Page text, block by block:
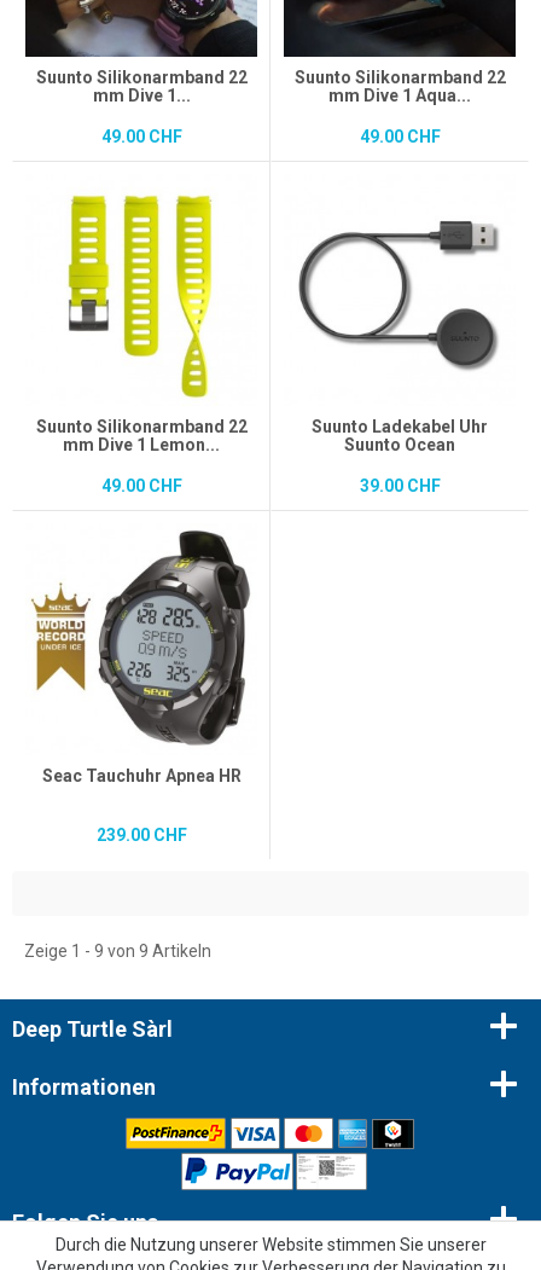
Suunto Silikonarmband 22
mm Dive 1...
49.00 CHF
Suunto Silikonarmband 22
mm Dive 1 Aqua...
49.00 CHF
Suunto Silikonarmband 22
mm Dive 1 Lemon...
49.00 CHF
Suunto Ladekabel Uhr
Suunto Ocean
39.00 CHF
Seac Tauchuhr Apnea HR
239.00 CHF
Zeige 1 - 9 von 9 Artikeln
Deep Turtle Sàrl
Informationen
Folgen Sie uns
Durch die Nutzung unserer Website stimmen Sie unserer